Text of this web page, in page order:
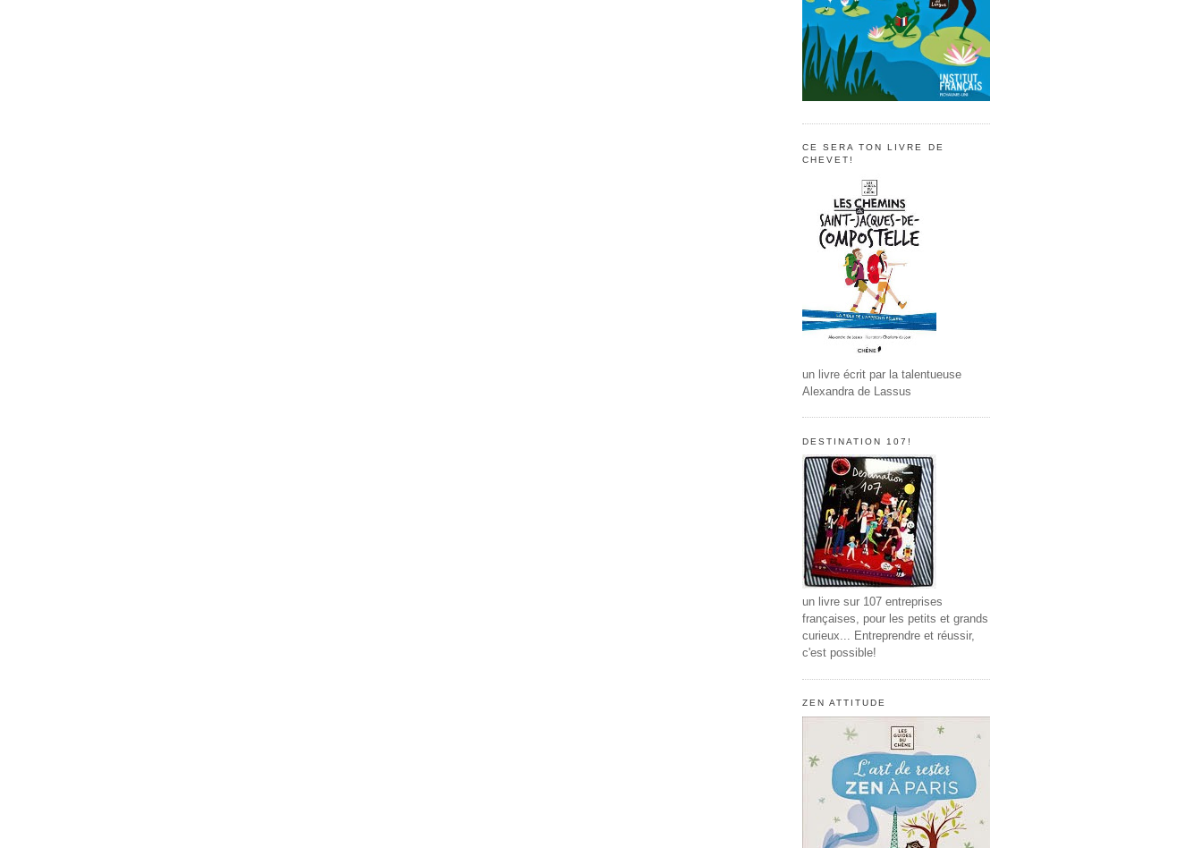
CE SERA TON LIVRE DE
CHEVET!
un livre écrit par la talentueuse
Alexandra de Lassus
DESTINATION 107!
un livre sur 107 entreprises
françaises, pour les petits et grands
curieux... Entreprendre et réussir,
c'est possible!
ZEN ATTITUDE